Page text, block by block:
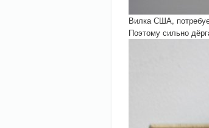
Вилка США,
Поэтому сильно